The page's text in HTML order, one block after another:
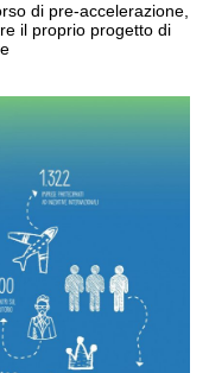
di pre-accelerazione,
il proprio progetto di